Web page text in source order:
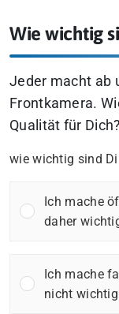
Wie wichtig
Jeder macht ab
Frontkamera.
Qualität für Dich?
wie wichtig sind
Ich mache
daher
Ich mache
nicht wichtig